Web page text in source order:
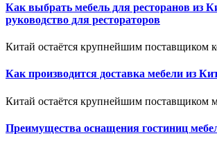
Как выбрать мебель для ресторанов из
руководство для рестораторов
Китай остаётся крупнейшим поставщиком
Как производится доставка мебели из
Китай остаётся крупнейшим поставщиком
Преимущества оснащения гостиниц